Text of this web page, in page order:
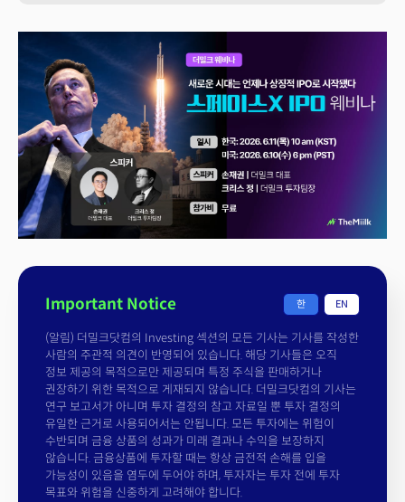
Important Notice 한 EN
(알림) 더밀크닷컴의 Investing 섹션의 모든 기사는 기사를 작성한
사람의 주관적 의견이 반영되어 있습니다. 해당 기사들은 오직
정보 제공의 목적으로만 제공되며 특정 주식을 판매하거나
권장하기 위한 목적으로 게재되지 않습니다. 더밀크닷컴의 기사는
연구 보고서가 아니며 투자 결정의 참고 자료일 뿐 투자 결정의
유일한 근거로 사용되어서는 안됩니다. 모든 투자에는 위험이
수반되며 금융 상품의 성과가 미래 결과나 수익을 보장하지
않습니다. 금융상품에 투자할 때는 항상 금전적 손해를 입을
가능성이 있음을 염두에 두어야 하며, 투자자는 투자 전에 투자
목표와 위험을 신중하게 고려해야 합니다.